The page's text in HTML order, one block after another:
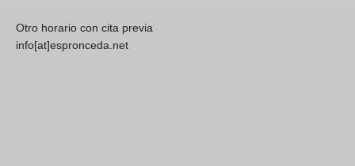
Otro horario con cita previa
info[at]espronceda.net